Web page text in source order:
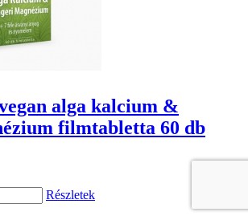
alga kalcium &
filmtabletta 60 db
Részletek